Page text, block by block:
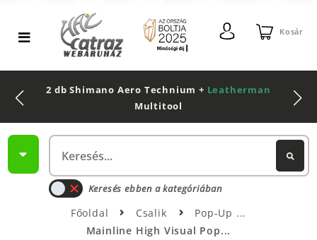
Kosár
2 db Shimano Aero Technium + Leatherman
Multitool
Keresés ebben a kategóriában
Főoldal Csalik
Pop-Up
Mainline High Visual Pop...